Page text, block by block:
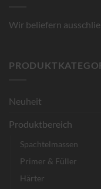
Wir beliefern
Neuheit
Produktbereich
Spachtelmassen
Primer & Füller
Härter